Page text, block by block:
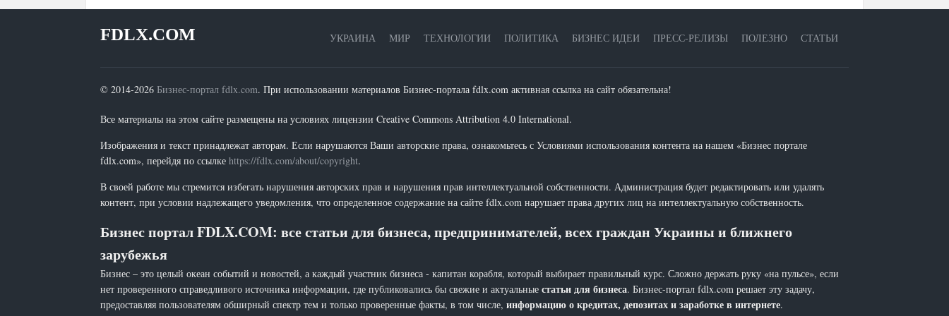
УКРАИНА МИР ТЕХНОЛОГИИ ПОЛИТИКА БИЗНЕС ИДЕИ ПРЕСС-РЕЛИЗЫ ПОЛЕЗНО СТАТЬИ
FDLX.COM
© 2014-2026 Бизнес-портал fdlx.com. При использовании материалов Бизнес-портала fdlx.com активная ссылка на сайт обязательна!
Все материалы на этом сайте размещены на условиях лицензии Creative Commons Attribution 4.0 International.
Изображения и текст принадлежат авторам. Если нарушаются Ваши авторские права, ознакомьтесь с Условиями использования контента на нашем «Бизнес портале
fdlx.com», перейдя по ссылке https://fdlx.com/about/copyright.
В своей работе мы стремится избегать нарушения авторских прав и нарушения прав интеллектуальной собственности. Администрация будет редактировать или удалять
контент, при условии надлежащего уведомления, что определенное содержание на сайте fdlx.com нарушает права других лиц на интеллектуальную собственность.
Бизнес портал FDLX.COM: все статьи для бизнеса, предпринимателей, всех граждан Украины и ближнего
зарубежья
Бизнес – это целый океан событий и новостей, а каждый участник бизнеса - капитан корабля, который выбирает правильный курс. Сложно держать руку «на пульсе», если
нет проверенного справедливого источника информации, где публиковались бы свежие и актуальные статьи для бизнеса. Бизнес-портал fdlx.com решает эту задачу,
предоставляя пользователям обширный спектр тем и только проверенные факты, в том числе, информацию о кредитах, депозитах и заработке в интернете.